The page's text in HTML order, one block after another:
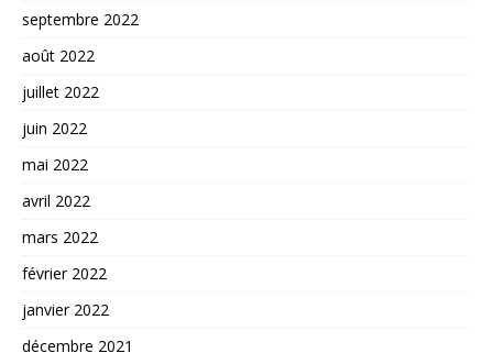
septembre 2022
août 2022
juillet 2022
juin 2022
mai 2022
avril 2022
mars 2022
février 2022
janvier 2022
décembre 2021